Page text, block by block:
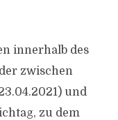
innerhalb des
zwischen
und
zu dem